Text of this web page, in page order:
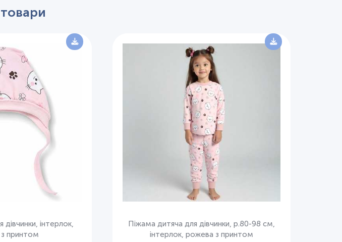
інтерлок,
принтом
Піжама дитяча для дівчинки, р.80-98 см,
інтерлок, рожева з принтом